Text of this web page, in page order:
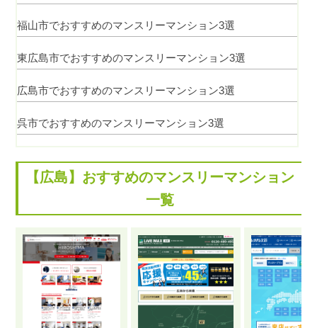
福山市でおすすめのマンスリーマンション3選
東広島市でおすすめのマンスリーマンション3選
広島市でおすすめのマンスリーマンション3選
呉市でおすすめのマンスリーマンション3選
【広島】おすすめのマンスリーマンション
一覧